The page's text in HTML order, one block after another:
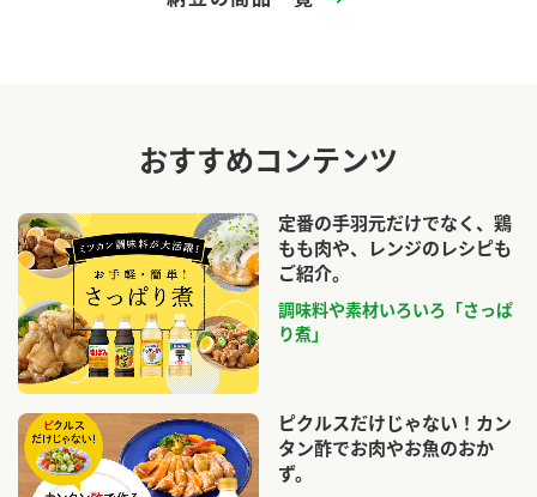
おすすめコンテンツ
定番の手羽元だけでなく、鶏
もも肉や、レンジのレシピも
ご紹介。
調味料や素材いろいろ「さっぱ
り煮」
ピクルスだけじゃない！カン
タン酢でお肉やお魚のおか
ず。